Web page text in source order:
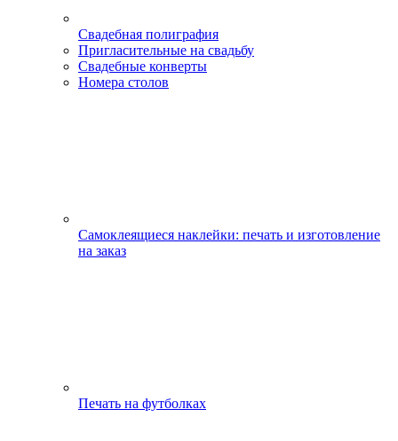
Свадебная полиграфия
Пригласительные на свадьбу
Свадебные конверты
Номера столов
Самоклеящиеся наклейки: печать и изготовление
на заказ
Печать на футболках